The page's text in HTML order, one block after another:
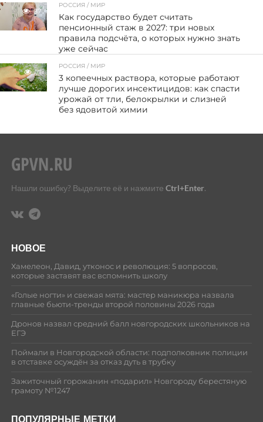
87
РОССИЯ / МИР
Как государство будет считать
пенсионный стаж в 2027: три новых
правила подсчёта, о которых нужно знать
уже сейчас
71
РОССИЯ / МИР
3 копеечных раствора, которые работают
лучше дорогих инсектицидов: как спасти
урожай от тли, белокрылки и слизней
без ядовитой химии
Нашли ошибку? Выделите её и нажмите Ctrl+Enter.
НОВОЕ
Хамелеон, Давид, утконос и революция: 5 вопросов,
которые заставят вас вспомнить школу
«Голые ногти» и свежая мята: мастер маникюра назвала
главные бьюти-тренды второй половины 2026 года
Дронов назвал средний балл новгородских школьников на
ЕГЭ
Поймали в Новгородской области: подполковник полиции
в отставке осуждён за отказ дуть в трубку
Зажиточный горожанин «подарил» Новгороду берестяную
грамоту №1247
ПОПУЛЯРНЫЕ МЕТКИ